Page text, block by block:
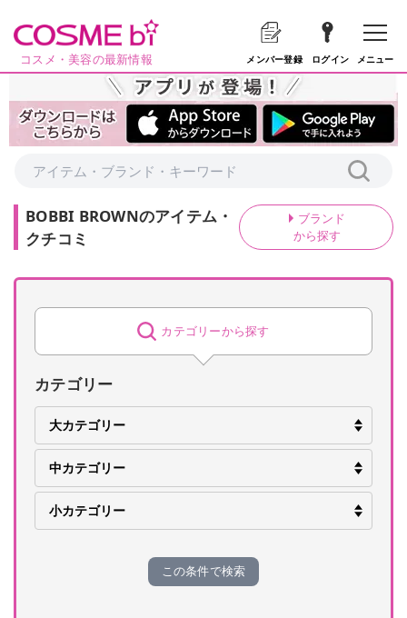
コスメ・美容の最新情報 メンバー登録 ログイン メニュー
BOBBI BROWNのアイテム・
クチコミ
ブランド
から探す
カテゴリーから探す
カテゴリー
この条件で検索